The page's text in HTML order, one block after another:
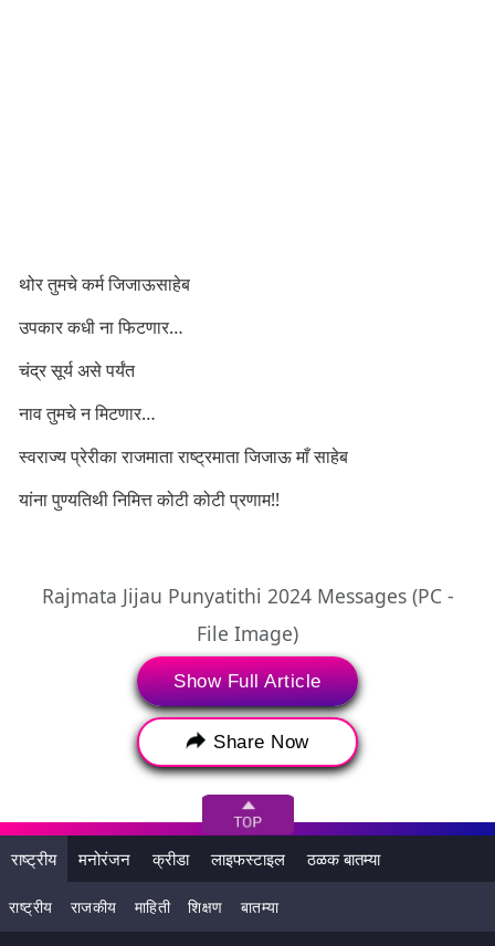
थोर तुमचे कर्म जिजाऊसाहेब
उपकार कधी ना फिटणार…
चंद्र सूर्य असे पर्यंत
नाव तुमचे न मिटणार…
स्वराज्य प्रेरीका राजमाता राष्ट्रमाता जिजाऊ माँ साहेब
यांना पुण्यतिथी निमित्त कोटी कोटी प्रणाम!!
Rajmata Jijau Punyatithi 2024 Messages (PC -
File Image)
ज्यांनी हिंदवी स्वराज्याचं बीज छत्रपती शिवाजी महाराजांच्या मनात रोवलं,
त्यांच्या अंगी अन्यायाविरुद्ध लढण्याची वृत्ती बाणवली अशा आपल्या सर्वांचं
Show Full Article
Share Now
राष्ट्रीय मनोरंजन क्रीडा लाइफस्टाइल ठळक बातम्या
राष्ट्रीय राजकीय माहिती शिक्षण बातम्या